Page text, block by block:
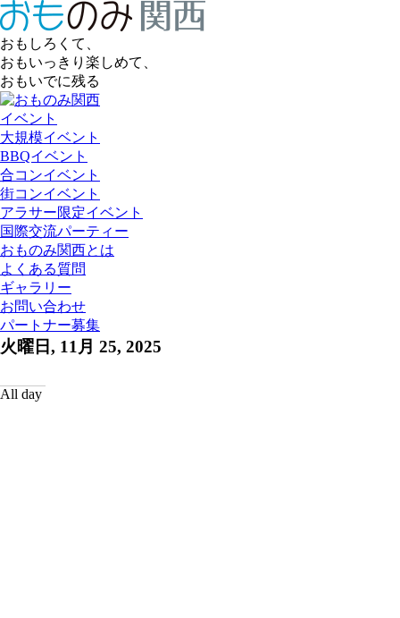
おもしろくて、
おもいっきり楽しめて、
おもいでに残る
イベント
大規模イベント
BBQイベント
合コンイベント
街コンイベント
アラサー限定イベント
国際交流パーティー
おものみ関西とは
よくある質問
ギャラリー
お問い合わせ
パートナー募集
火曜日, 11月 25, 2025
All day